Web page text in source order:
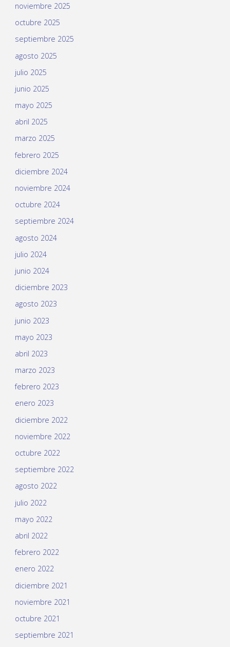
noviembre 2025
octubre 2025
septiembre 2025
agosto 2025
julio 2025
junio 2025
mayo 2025
abril 2025
marzo 2025
febrero 2025
diciembre 2024
noviembre 2024
octubre 2024
septiembre 2024
agosto 2024
julio 2024
junio 2024
diciembre 2023
agosto 2023
junio 2023
mayo 2023
abril 2023
marzo 2023
febrero 2023
enero 2023
diciembre 2022
noviembre 2022
octubre 2022
septiembre 2022
agosto 2022
julio 2022
mayo 2022
abril 2022
febrero 2022
enero 2022
diciembre 2021
noviembre 2021
octubre 2021
septiembre 2021